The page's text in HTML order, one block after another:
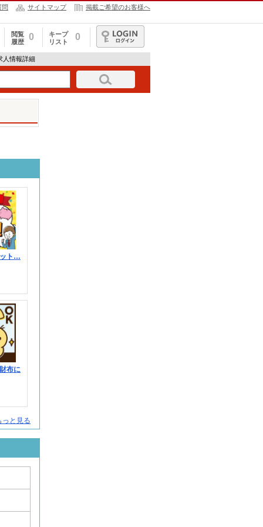
問 サイトマップ 掲載ご希望のお客様へ
閲覧
履歴
0
キープ
リスト
0
ログイン
人情報詳細
ト…
布に
と見る